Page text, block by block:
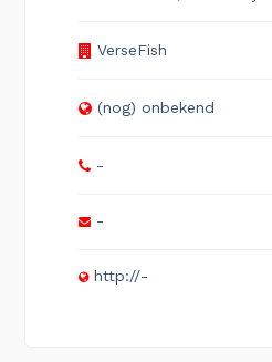
VerseFish
(nog) onbekend
-
-
http://-